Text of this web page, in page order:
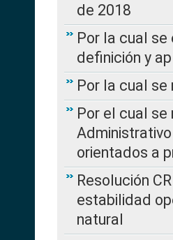
de 2018
Por la cual
definición y
Por la cual
Por el cual
orientados a
Resolución
estabilidad
natural